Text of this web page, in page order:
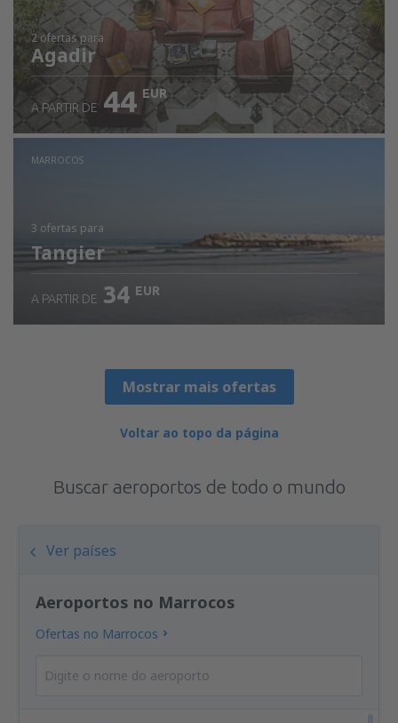
2 ofertaspara
Agadir
A PARTIR DE 44 EUR
MARROCOS
3 ofertas para
Tangier
A PARTIR DE 34 EUR
Mostrar mais ofertas
Voltar ao topo da página
Buscar aeroportos de todo o mundo
Ver países
Aeroportos no Marrocos
Ofertas no Marrocos